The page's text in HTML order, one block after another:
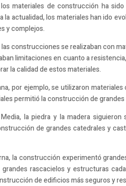
materiales de construcción ha
la actualidad, los materiales han ido
y complejos.
construcciones se realizaban con
limitaciones en cuanto a
la calidad de estos materiales.
por ejemplo, se utilizaron
permitió la construcción de
la piedra y la madera
de grandes catedrales y
la construcción experimentó
rascacielos y estructuras
de edificios más seguros y